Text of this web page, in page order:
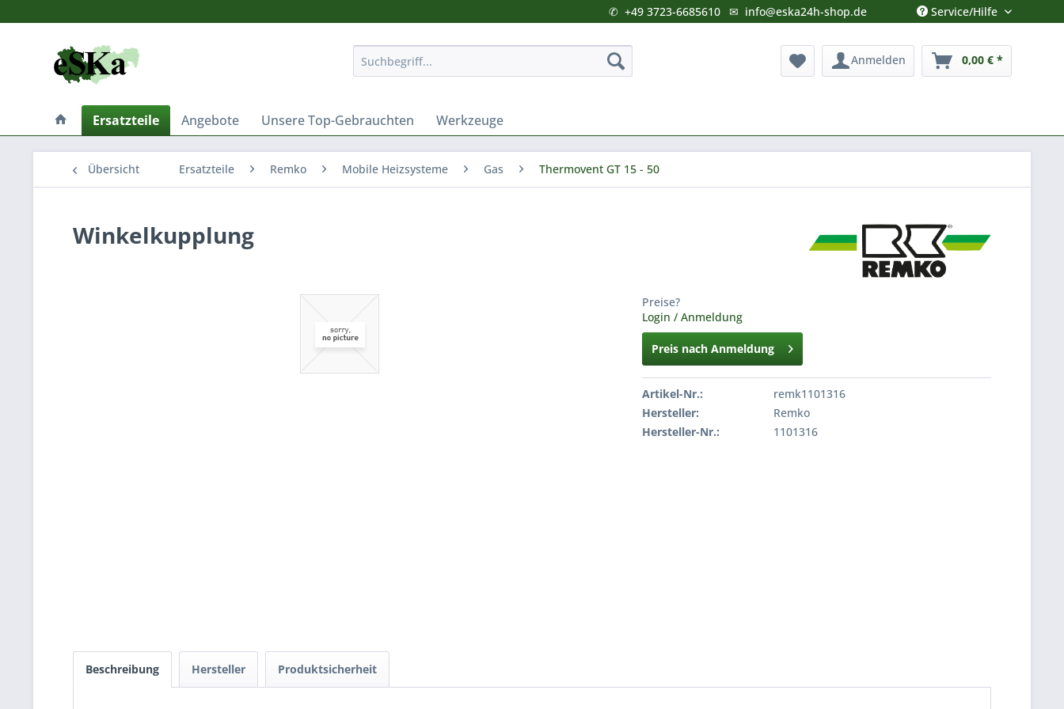
Service/Hilfe
✉ info@eska24h-shop.de
✆ +49 3723-6685610
Anmelden 0,00 € *
Ersatzteile Angebote Unsere Top-Gebrauchten Werkzeuge
Übersicht Ersatzteile Remko Mobile Heizsysteme Gas Thermovent GT 15 - 50
Winkelkupplung
Preise?
Login / Anmeldung
Preis nach Anmeldung
Artikel-Nr.:
remk1101316
Hersteller:
Remko
Hersteller-Nr.:
1101316
Beschreibung Hersteller Produktsicherheit